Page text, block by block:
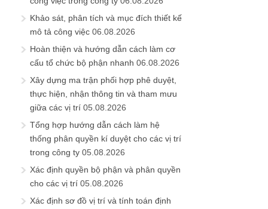
Khảo sát, phân tích và mục đích thiết kế
mô tả công việc 06.08.2026
Hoàn thiện và hướng dẫn cách làm cơ
cấu tổ chức bộ phận nhanh 06.08.2026
Xây dựng ma trận phối hợp phê duyệt,
thực hiện, nhận thông tin và tham mưu
giữa các vị trí 05.08.2026
Tổng hợp hướng dẫn cách làm hệ
thống phân quyền kí duyệt cho các vị trí
trong công ty 05.08.2026
Xác định quyền bộ phận và phân quyền
cho các vị trí 05.08.2026
Xác định sơ đồ vị trí và tính toán định